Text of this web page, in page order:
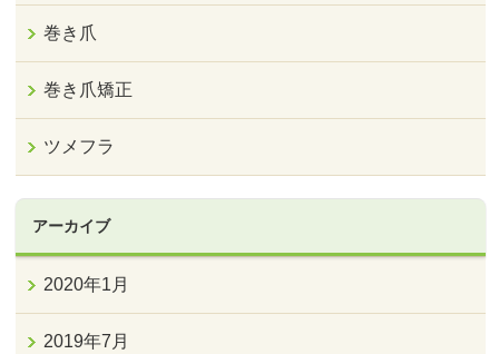
巻き爪
巻き爪矯正
ツメフラ
アーカイブ
2020年1月
2019年7月